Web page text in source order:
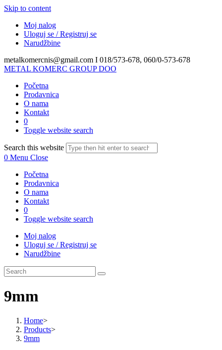
Skip to content
Moj nalog
Uloguj se / Registruj se
Narudžbine
metalkomercnis@gmail.com I 018/573-678, 060/0-573-678
METAL KOMERC GROUP DOO
Početna
Prodavnica
O nama
Kontakt
0
Toggle website search
Search this website
0 Menu Close
Početna
Prodavnica
O nama
Kontakt
0
Toggle website search
Moj nalog
Uloguj se / Registruj se
Narudžbine
9mm
Home>
Products>
9mm